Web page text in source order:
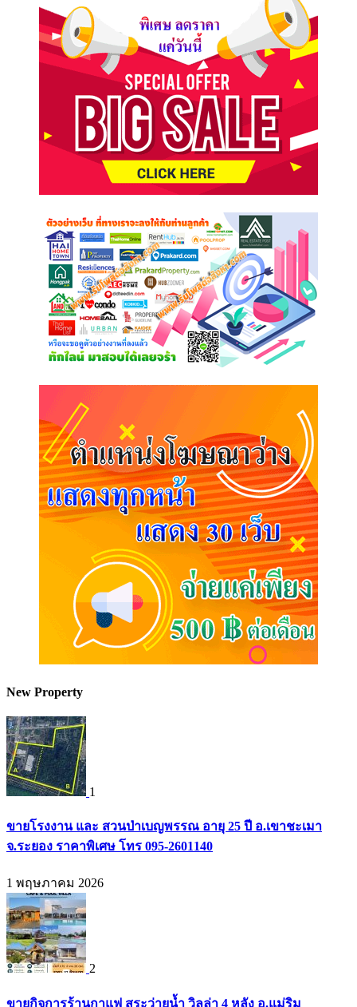
New Property
1
ขายโรงงาน และ สวนป่าเบญพรรณ อายุ 25 ปี อ.เขาชะเมา
จ.ระยอง ราคาพิเศษ โทร 095-2601140
1 พฤษภาคม 2026
2
ขายกิจการร้านกาแฟ สระว่ายน้ำ วิลล่า 4 หลัง อ.แม่ริม